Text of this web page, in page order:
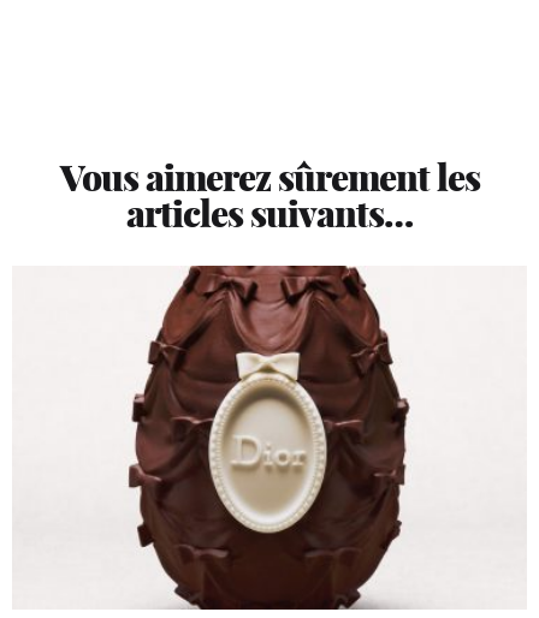
Vous aimerez sûrement les
articles suivants…